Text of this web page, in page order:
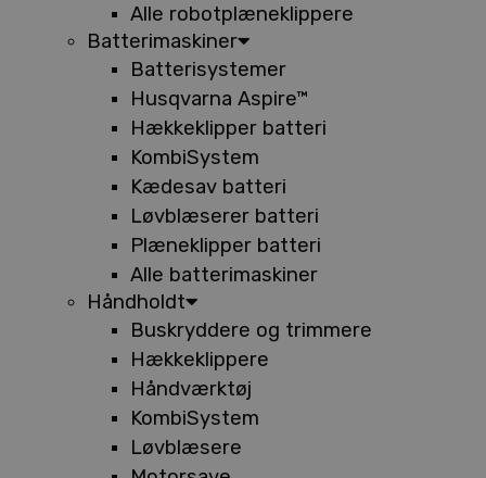
Alle robotplæneklippere
Batterimaskiner
Batterisystemer
Husqvarna Aspire™
Hækkeklipper batteri
KombiSystem
Kædesav batteri
Løvblæserer batteri
Plæneklipper batteri
Alle batterimaskiner
Håndholdt
Buskryddere og trimmere
Hækkeklippere
Håndværktøj
KombiSystem
Løvblæsere